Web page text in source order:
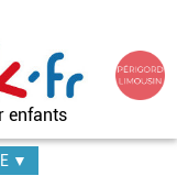
enfants
▼